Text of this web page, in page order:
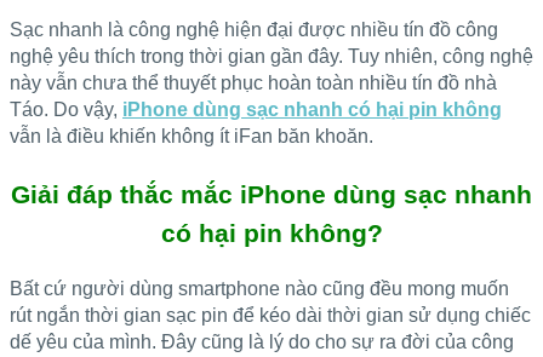
Sạc nhanh là công nghệ hiện đại được nhiều tín đồ công
nghệ yêu thích trong thời gian gần đây. Tuy nhiên, công nghệ
này vẫn chưa thể thuyết phục hoàn toàn nhiều tín đồ nhà
Táo. Do vậy, iPhone dùng sạc nhanh có hại pin không
vẫn là điều khiến không ít iFan băn khoăn.
Giải đáp thắc mắc iPhone dùng sạc nhanh
có hại pin không?
Bất cứ người dùng smartphone nào cũng đều mong muốn
rút ngắn thời gian sạc pin để kéo dài thời gian sử dụng chiếc
dế yêu của mình. Đây cũng là lý do cho sự ra đời của công